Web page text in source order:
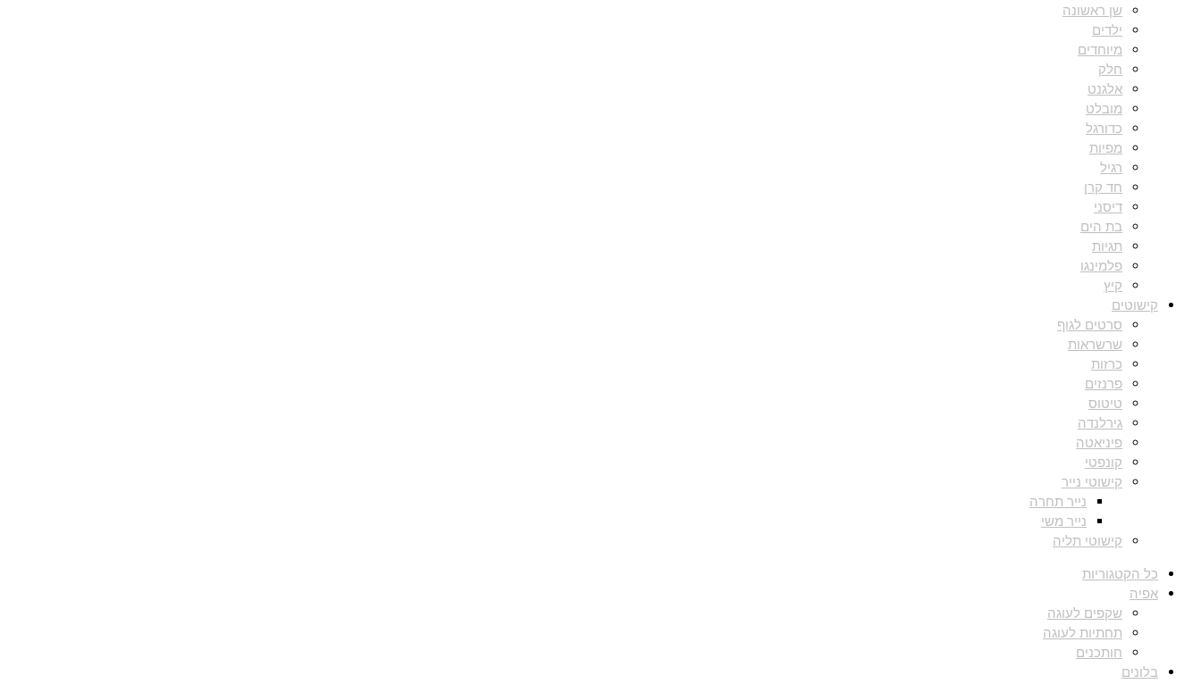
שן ראשונה
ילדים
מיוחדים
חלק
אלגנט
מובלט
כדורגל
מפיות
רגיל
חד קרן
דיסני
בת הים
תגיות
פלמינגו
קיץ
קישוטים
סרטים לגוף
שרשראות
כרזות
פרנזים
טיטוס
גירלנדה
פיניאטה
קונפטי
קישוטי נייר
נייר תחרה
נייר משי
קישוטי תליה
כל הקטגוריות
אפיה
שקפים לעוגה
תחתיות לעוגה
חותכנים
בלונים